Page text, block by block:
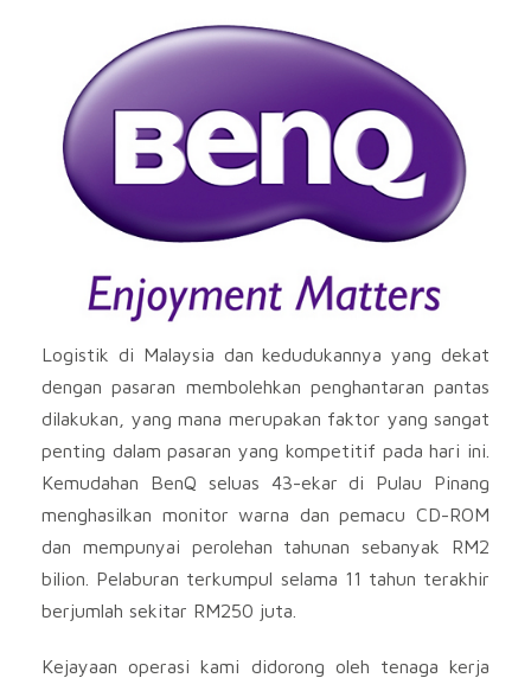
Logistik di Malaysia dan kedudukannya yang dekat
dengan pasaran membolehkan penghantaran pantas
dilakukan, yang mana merupakan faktor yang sangat
penting dalam pasaran yang kompetitif pada hari ini.
Kemudahan BenQ seluas 43-ekar di Pulau Pinang
menghasilkan monitor warna dan pemacu CD-ROM
dan mempunyai perolehan tahunan sebanyak RM2
bilion. Pelaburan terkumpul selama 11 tahun terakhir
berjumlah sekitar RM250 juta.
Kejayaan operasi kami didorong oleh tenaga kerja